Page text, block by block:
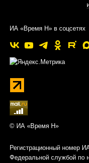
ИА «Время Н» в соцсетях
© ИА «Время Н»
Регистрационный номер
Федеральной службой по